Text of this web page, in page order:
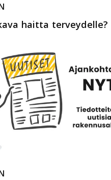
haitta terveydelle?